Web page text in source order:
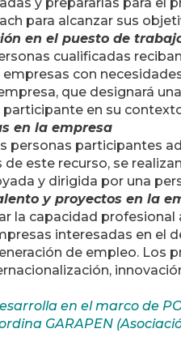
para alcanzar sus
en el puesto de
cualificadas
con
que designará
participante en su
en la empresa
personas participantes
de este recurso, se
y dirigida por una
y proyectos en la
la capacidad
interesadas en el
de empleo. Los
en el marco de
GARAPEN